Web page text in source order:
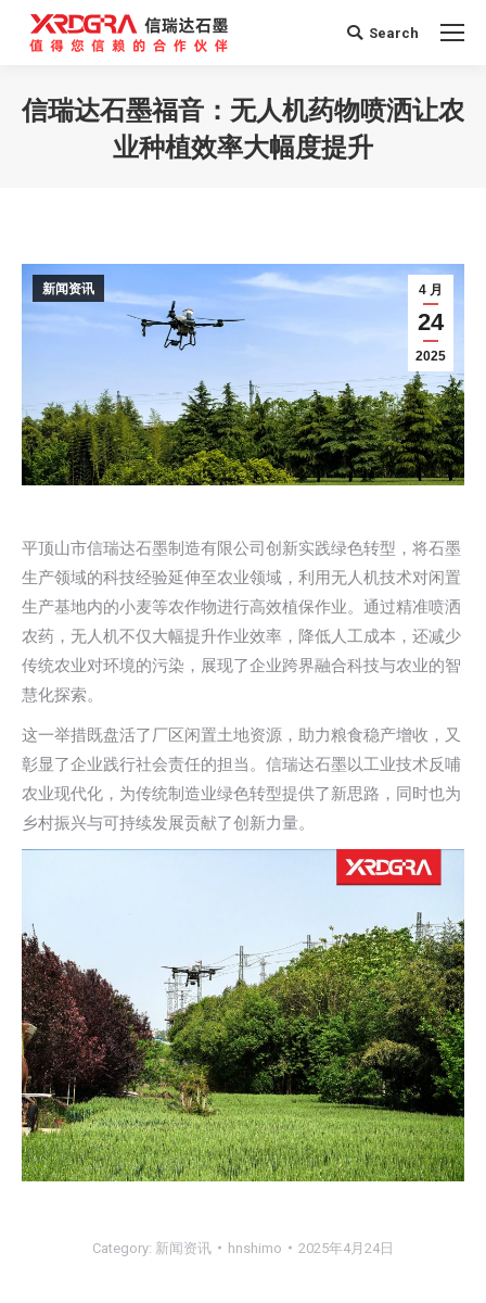
Search:
Search
信瑞达石墨福音：无人机药物喷洒让农
业种植效率大幅度提升
4 月
24
2025
新闻资讯
平顶山市信瑞达石墨制造有限公司创新实践绿色转型，将石墨
生产领域的科技经验延伸至农业领域，利用无人机技术对闲置
生产基地内的小麦等农作物进行高效植保作业。通过精准喷洒
农药，无人机不仅大幅提升作业效率，降低人工成本，还减少
传统农业对环境的污染，展现了企业跨界融合科技与农业的智
慧化探索。
这一举措既盘活了厂区闲置土地资源，助力粮食稳产增收，又
彰显了企业践行社会责任的担当。信瑞达石墨以工业技术反哺
农业现代化，为传统制造业绿色转型提供了新思路，同时也为
乡村振兴与可持续发展贡献了创新力量。
Category: 新闻资讯 hnshimo 2025年4月24日